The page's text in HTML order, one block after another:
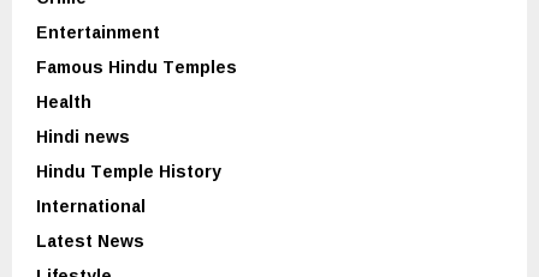
Entertainment
Famous Hindu Temples
Health
Hindi news
Hindu Temple History
International
Latest News